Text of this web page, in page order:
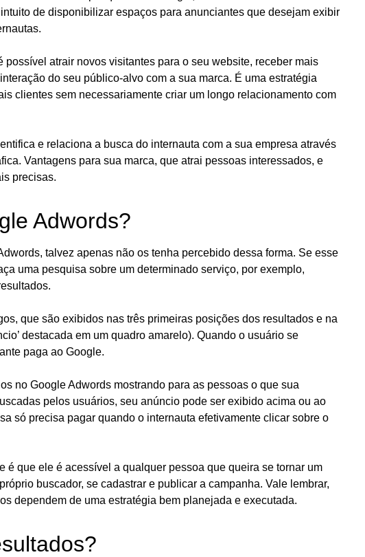
de disponibilizar espaços para anunciantes que desejam exibir
atrair novos visitantes para o seu website, receber mais
do seu público-alvo com a sua marca. É uma estratégia
clientes sem necessariamente criar um longo relacionamento com
e relaciona a busca do internauta com a sua empresa através
Vantagens para sua marca, que atrai pessoas interessados, e
precisas.
Adwords?
talvez apenas não os tenha percebido dessa forma. Se esse
uma pesquisa sobre um determinado serviço, por exemplo,
que são exibidos nas três primeiras posições dos resultados e na
destacada em um quadro amarelo). Quando o usuário se
paga ao Google.
no Google Adwords mostrando para as pessoas o que sua
pelos usuários, seu anúncio pode ser exibido acima ou ao
só precisa pagar quando o internauta efetivamente clicar sobre o
é que ele é acessível a qualquer pessoa que queira se tornar um
buscador, se cadastrar e publicar a campanha. Vale lembrar,
dependem de uma estratégia bem planejada e executada.